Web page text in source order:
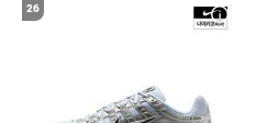
26